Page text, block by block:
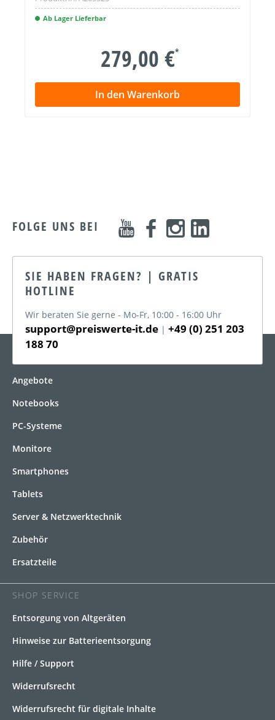
Ab Lager Lieferbar
279,00 €*
In den Warenkorb
FOLGE UNS BEI
SIE HABEN FRAGEN? | GRATIS
HOTLINE
Wir beraten Sie gerne - Mo-Fr, 10:00 - 16:00 Uhr
support@preiswerte-it.de | +49 (0) 251 203
188 70
Angebote
Notebooks
PC-Systeme
Monitore
Smartphones
Tablets
Server & Netzwerktechnik
Zubehör
Ersatzteile
SHOP SERVICE
Entsorgung von Altgeräten
Hinweise zur Batterieentsorgung
Hilfe / Support
Widerrufsrecht
Widerrufsrecht für digitale Inhalte